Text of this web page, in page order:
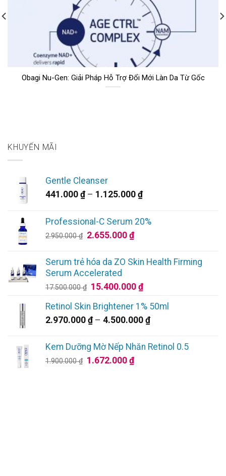
Obagi Nu-Gen: Giải Pháp Hỗ Trợ Đổi Mới Làn Da Từ Gốc
KHUYẾN MÃI
Gentle Cleanser
441.000 ₫ – 1.125.000 ₫Khoảng
từ
Professional-C Serum 20%
2.950.000₫ Giá
là:
2.950.000 ₫.
2.655.000₫Giá
tại
2.655.000 ₫.
Serum trẻ hóa da ZO Skin Health Firming
Serum Accelerated
17.500.000₫ Giá
là:
17.500.000 ₫.
15.400.000₫Giá
tại
là:
Retinol Skin Brightener 1% 50ml
2.970.000 ₫ – 4.500.000 ₫Khoảng
từ
Kem Dưỡng Mờ Nếp Nhăn Retinol 0.5
1.900.000₫ Giá
1.672.000₫Giá